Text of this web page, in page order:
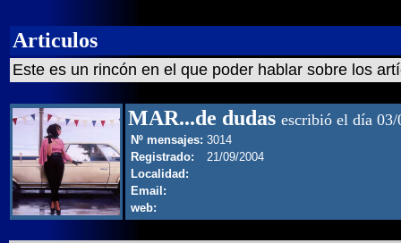
Articulos
Este es un rincón en el que poder hablar sobre los
MAR...de dudas escribió el día
Nº mensajes: 3014
Registrado:
21/09/2004
Localidad:
Email:
web: